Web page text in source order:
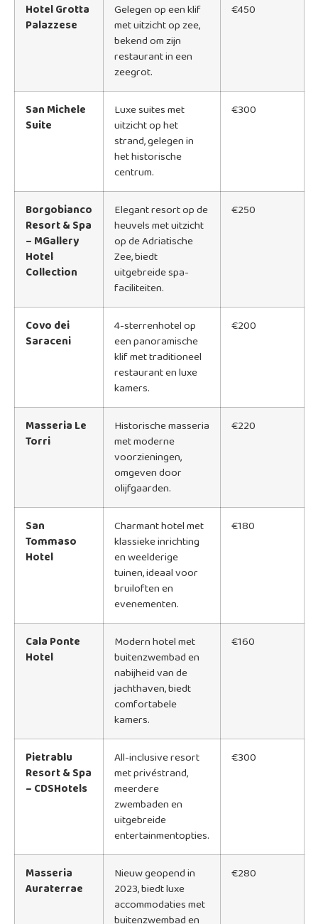
Hotel Grotta
Palazzese
Gelegen op een klif
met uitzicht op zee,
bekend om zijn
restaurant in een
zeegrot.
€450
San Michele
Suite
Luxe suites met
uitzicht op het
strand, gelegen in
het historische
centrum.
€300
Borgobianco
Resort & Spa
– MGallery
Hotel
Collection
Elegant resort op de
heuvels met uitzicht
op de Adriatische
Zee, biedt
uitgebreide spa-
faciliteiten.
€250
Covo dei
Saraceni
4-sterrenhotel op
een panoramische
klif met traditioneel
restaurant en luxe
kamers.
€200
Masseria Le
Torri
Historische masseria
met moderne
voorzieningen,
omgeven door
olijfgaarden.
€220
San
Tommaso
Hotel
Charmant hotel met
klassieke inrichting
en weelderige
tuinen, ideaal voor
bruiloften en
evenementen.
€180
Cala Ponte
Hotel
Modern hotel met
buitenzwembad en
nabijheid van de
jachthaven, biedt
comfortabele
kamers.
€160
Pietrablu
Resort & Spa
– CDSHotels
All-inclusive resort
met privéstrand,
meerdere
zwembaden en
uitgebreide
entertainmentopties.
€300
Masseria
Auraterrae
Nieuw geopend in
2023, biedt luxe
accommodaties met
buitenzwembad en
€280